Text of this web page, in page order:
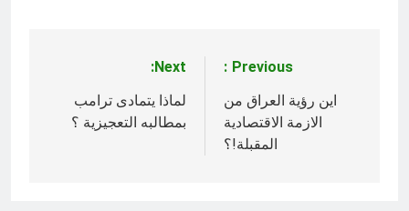
المقالات
Previous:
اين رؤية العراق من
الازمة الاقتصادية
المقبلة!؟
Next:
لماذا يتمادى ترامب
بمطالبه التعجيزية ؟